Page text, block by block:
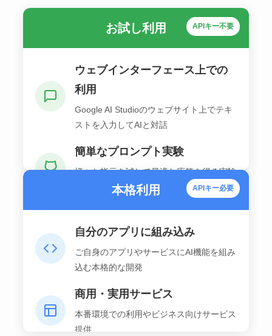
お試し利用 APIキー不要
ウェブインターフェース上での
利用
Google AI Studioのウェブサイト上でテキ
ストを入力してAIと対話
簡単なプロンプト実験
様々な指示を試して最適な応答を得る実験
本格利用 APIキー必要
自分のアプリに組み込み
ご自身のアプリやサービスにAI機能を組み
込む本格的な開発
商用・実用サービス
本番環境での利用やビジネス向けサービス
提供